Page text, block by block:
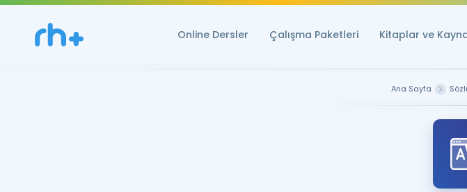
Online Dersler Çalışma Paketleri Kitaplar ve
Ana Sayfa